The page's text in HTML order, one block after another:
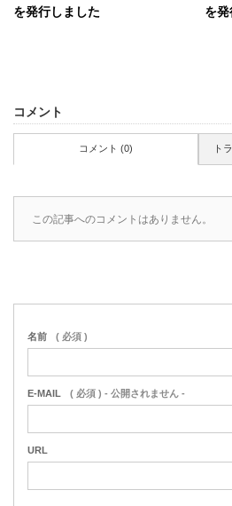
を発行しました
を
コメント
コメント (0) ト
この記事へのコメントはありません。
名前 ( 必須 )
E-MAIL ( 必須 ) - 公開されません -
URL